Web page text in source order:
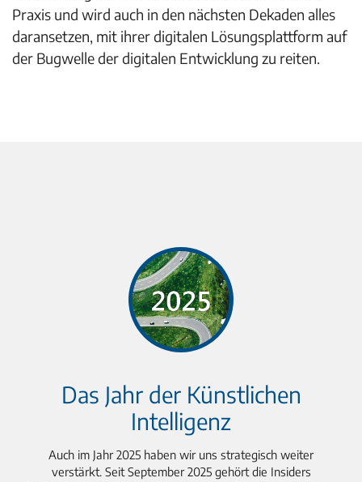
Praxis und wird auch in den nächsten Dekaden alles
daransetzen, mit ihrer digitalen Lösungsplattform auf
der Bugwelle der digitalen Entwicklung zu reiten.
Das Jahr der Künstlichen
Intelligenz
Auch im Jahr 2025 haben wir uns strategisch weiter
verstärkt. Seit September 2025 gehört die Insiders